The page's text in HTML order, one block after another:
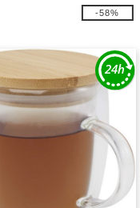
- EgotierPro 100852-58%